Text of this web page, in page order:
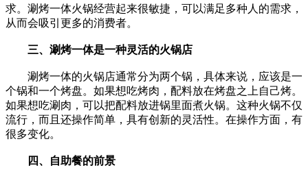
求。涮烤一体火锅经营起来很敏捷，可以满足多种人的需求，
从而会吸引更多的消费者。
三、涮烤一体是一种灵活的火锅店
涮烤一体的火锅店通常分为两个锅，具体来说，应该是一
个锅和一个烤盘。如果想吃烤肉，配料放在烤盘之上自己烤。
如果想吃涮肉，可以把配料放进锅里面煮火锅。这种火锅不仅
流行，而且还操作简单，具有创新的灵活性。在操作方面，有
很多变化。
四、自助餐的前景